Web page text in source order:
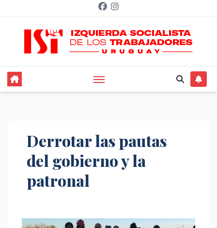
contenido
Derrotar las pautas
del gobierno y la
patronal